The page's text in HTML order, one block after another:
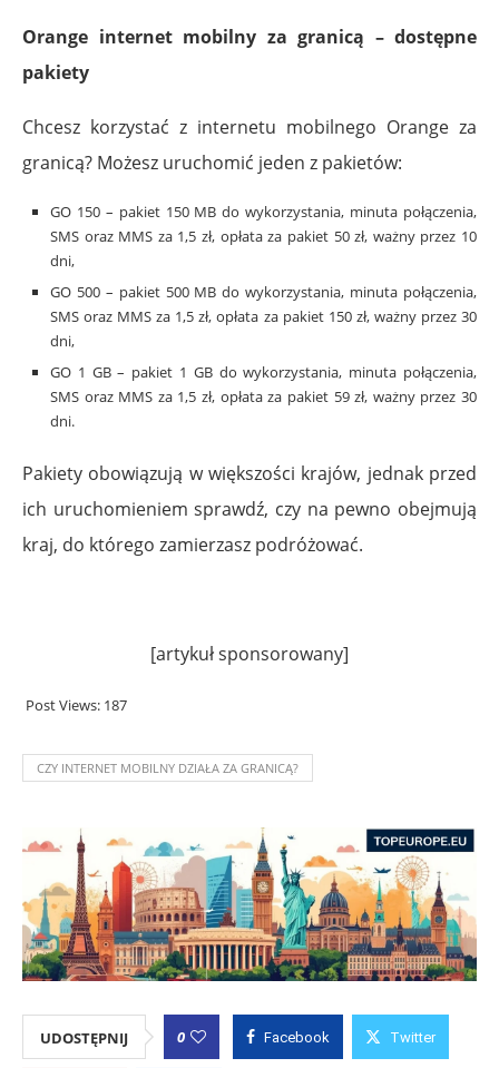
Orange internet mobilny za granicą – dostępne
pakiety
Chcesz korzystać z internetu mobilnego Orange za
granicą? Możesz uruchomić jeden z pakietów:
GO 150 – pakiet 150 MB do wykorzystania, minuta połączenia,
SMS oraz MMS za 1,5 zł, opłata za pakiet 50 zł, ważny przez 10
dni,
GO 500 – pakiet 500 MB do wykorzystania, minuta połączenia,
SMS oraz MMS za 1,5 zł, opłata za pakiet 150 zł, ważny przez 30
dni,
GO 1 GB – pakiet 1 GB do wykorzystania, minuta połączenia,
SMS oraz MMS za 1,5 zł, opłata za pakiet 59 zł, ważny przez 30
dni.
Pakiety obowiązują w większości krajów, jednak przed
ich uruchomieniem sprawdź, czy na pewno obejmują
kraj, do którego zamierzasz podróżować.
[artykuł sponsorowany]
Post Views: 187
CZY INTERNET MOBILNY DZIAŁA ZA GRANICĄ?
UDOSTĘPNIJ 0 Facebook Twitter